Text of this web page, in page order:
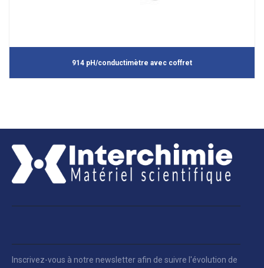
914 pH/conductimètre avec coffret
Inscrivez-vous à notre newsletter afin de suivre l'évolution de